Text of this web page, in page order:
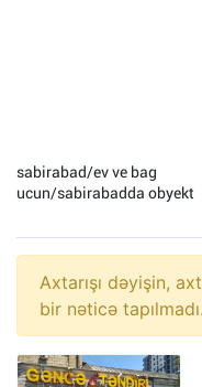
sabirabad/ev ve bag
ucun/sabirabadda obyekt
Axtarışı dəyişin,
bir nəticə